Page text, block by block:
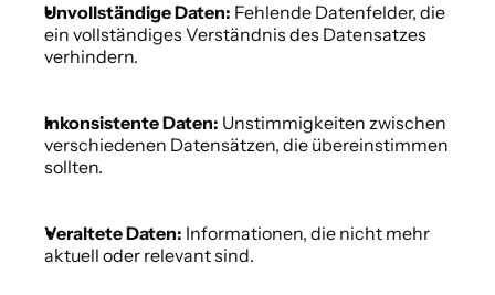
Unvollständige Daten: Fehlende Datenfelder, die
ein vollständiges Verständnis des Datensatzes
verhindern.
Inkonsistente Daten: Unstimmigkeiten zwischen
verschiedenen Datensätzen, die übereinstimmen
sollten.
Veraltete Daten: Informationen, die nicht mehr
aktuell oder relevant sind.